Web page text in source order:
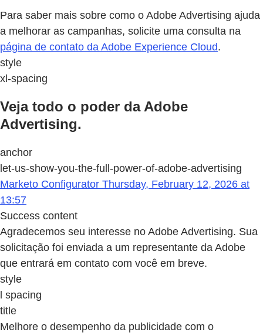
Para saber mais sobre como o Adobe Advertising ajuda
a melhorar as campanhas, solicite uma consulta na
página de contato da Adobe Experience Cloud.
style
xl-spacing
Veja todo o poder da Adobe
Advertising.
anchor
let-us-show-you-the-full-power-of-adobe-advertising
Marketo Configurator Thursday, February 12, 2026 at
13:57
Success content
Agradecemos seu interesse no Adobe Advertising. Sua
solicitação foi enviada a um representante da Adobe
que entrará em contato com você em breve.
style
l spacing
title
Melhore o desempenho da publicidade com o